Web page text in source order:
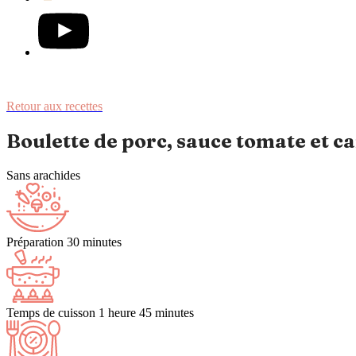
Retour aux recettes
Boulette de porc, sauce tomate et
Sans arachides
Préparation 30 minutes
Temps de cuisson 1 heure 45 minutes